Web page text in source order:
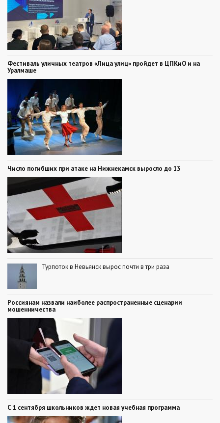
Фестиваль уличных театров «Лица улиц» пройдет в ЦПКиО и на
Уралмаше
Число погибших при атаке на Нижнекамск выросло до 13
Турпоток в Невьянск вырос почти в три раза
Россиянам назвали наиболее распространенные сценарии
мошенничества
С 1 сентября школьников ждет новая учебная программа